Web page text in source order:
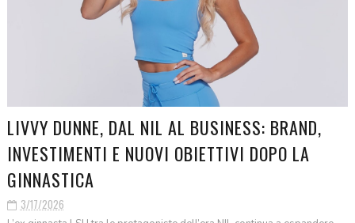
LIVVY DUNNE, DAL NIL AL BUSINESS: BRAND,
INVESTIMENTI E NUOVI OBIETTIVI DOPO LA
GINNASTICA
3/17/2026